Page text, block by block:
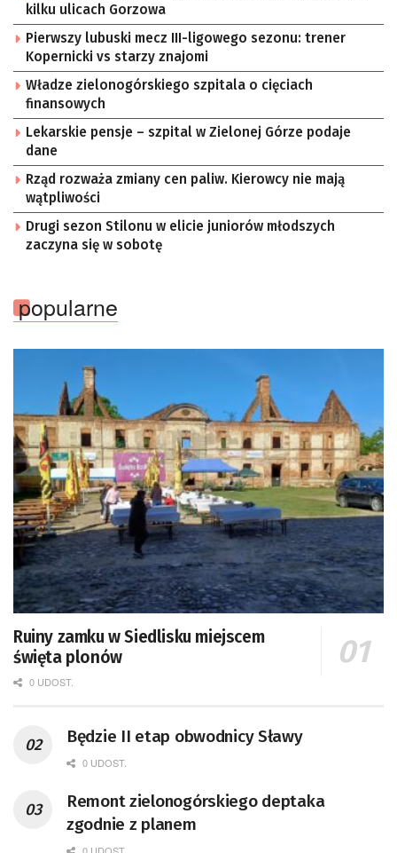
kilku ulicach Gorzowa
Pierwszy lubuski mecz III-ligowego sezonu: trener
Kopernicki vs starzy znajomi
Władze zielonogórskiego szpitala o cięciach
finansowych
Lekarskie pensje – szpital w Zielonej Górze podaje
dane
Rząd rozważa zmiany cen paliw. Kierowcy nie mają
wątpliwości
Drugi sezon Stilonu w elicie juniorów młodszych
zaczyna się w sobotę
popularne
Ruiny zamku w Siedlisku miejscem
święta plonów
0 UDOST.
Będzie II etap obwodnicy Sławy
0 UDOST.
Remont zielonogórskiego deptaka
zgodnie z planem